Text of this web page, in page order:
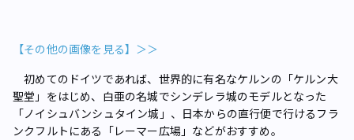
【その他の画像を見る】＞＞
初めてのドイツであれば、世界的に有名なケルンの「ケルン大
聖堂」をはじめ、白亜の名城でシンデレラ城のモデルとなった
「ノイシュバンシュタイン城」、日本からの直行便で行けるフラ
ンクフルトにある「レーマー広場」などがおすすめ。